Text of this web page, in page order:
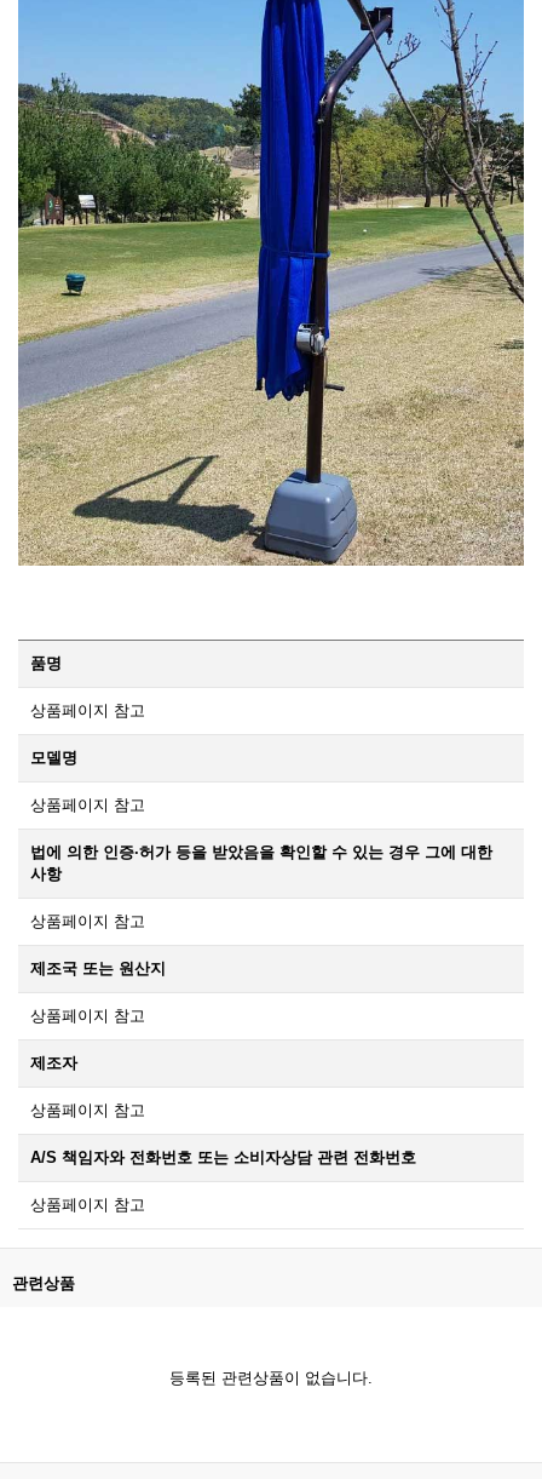
품명
상품페이지 참고
모델명
상품페이지 참고
법에 의한 인증·허가 등을 받았음을 확인할 수 있는 경우 그에 대한
사항
상품페이지 참고
제조국 또는 원산지
상품페이지 참고
제조자
상품페이지 참고
A/S 책임자와 전화번호 또는 소비자상담 관련 전화번호
상품페이지 참고
관련상품
등록된 관련상품이 없습니다.